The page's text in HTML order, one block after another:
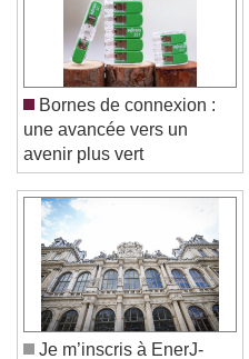
Video Player is loading.
Play Video
Play
Skip Backward
Unmute
Bornes de connexion :
une avancée vers un
avenir plus vert